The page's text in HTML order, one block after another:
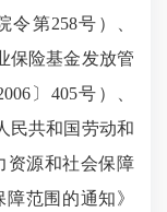
第258号）、
保险基金发放管
〕405号）、
民共和国劳动和
资源和社会保障
范围的通知》